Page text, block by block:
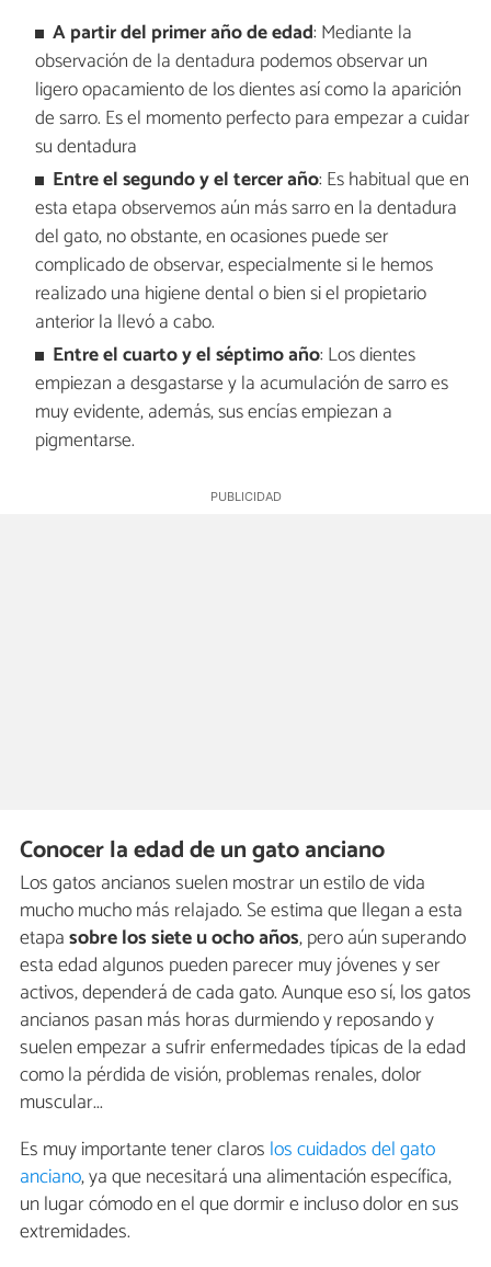
A partir del primer año de edad: Mediante la
observación de la dentadura podemos observar un
ligero opacamiento de los dientes así como la aparición
de sarro. Es el momento perfecto para empezar a cuidar
su dentadura
Entre el segundo y el tercer año: Es habitual que en
esta etapa observemos aún más sarro en la dentadura
del gato, no obstante, en ocasiones puede ser
complicado de observar, especialmente si le hemos
realizado una higiene dental o bien si el propietario
anterior la llevó a cabo.
Entre el cuarto y el séptimo año: Los dientes
empiezan a desgastarse y la acumulación de sarro es
muy evidente, además, sus encías empiezan a
pigmentarse.
Conocer la edad de un gato anciano
Los gatos ancianos suelen mostrar un estilo de vida
mucho mucho más relajado. Se estima que llegan a esta
etapasobre los siete u ocho años, pero aún superando
esta edad algunos pueden parecer muy jóvenes y ser
activos, dependerá de cada gato. Aunque eso sí, los gatos
ancianos pasan más horas durmiendo y reposando y
suelen empezar a sufrir enfermedades típicas de la edad
como la pérdida de visión, problemas renales, dolor
muscular...
Es muy importante tener claros los cuidados del gato
anciano, ya que necesitará una alimentación específica,
un lugar cómodo en el que dormir e incluso dolor en sus
extremidades.